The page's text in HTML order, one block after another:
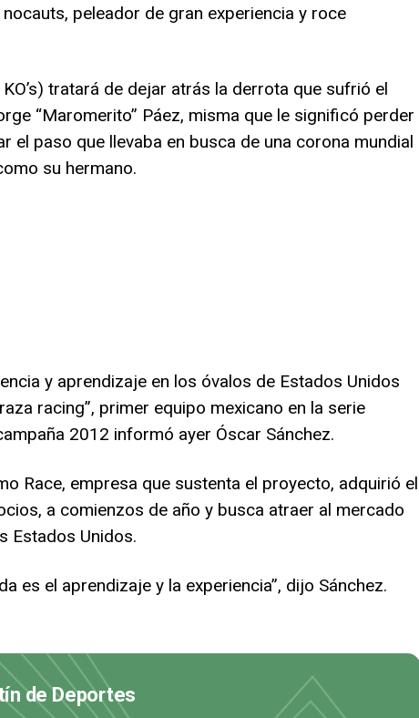
peleador de gran experiencia y roce
tratará de dejar atrás la derrota que sufrió el
“Maromerito” Páez, misma que le significó perder
el paso que llevaba en busca de una corona mundial
su hermano.
y aprendizaje en los óvalos de Estados Unidos
racing”, primer equipo mexicano en la serie
2012 informó ayer Óscar Sánchez.
Race, empresa que sustenta el proyecto, adquirió el
a comienzos de año y busca atraer al mercado
Estados Unidos.
es el aprendizaje y la experiencia”, dijo Sánchez.
de Deportes